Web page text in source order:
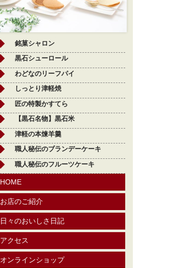
銘菓シャロン
黒石シューロール
わどなのリーフパイ
しっとり津軽焼
匠の特製かすてら
【黒石名物】黒石米
津軽の本煉羊羹
職人秘伝のブランデーケーキ
職人秘伝のフルーツケーキ
HOME
お店のご紹介
日々のおいしさ日記
アクセス
オンラインショップ